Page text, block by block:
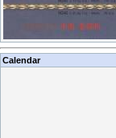
Calendar